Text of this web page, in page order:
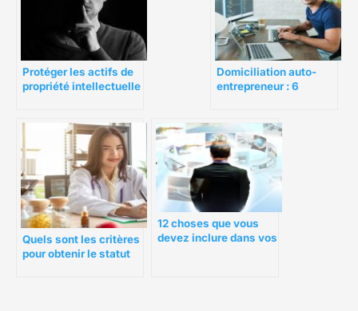
Protéger les actifs de
propriété intellectuelle
Domiciliation auto-
entrepreneur : 6
Quels sont les critères
pour obtenir le statut
12 choses que vous
devez inclure dans vos